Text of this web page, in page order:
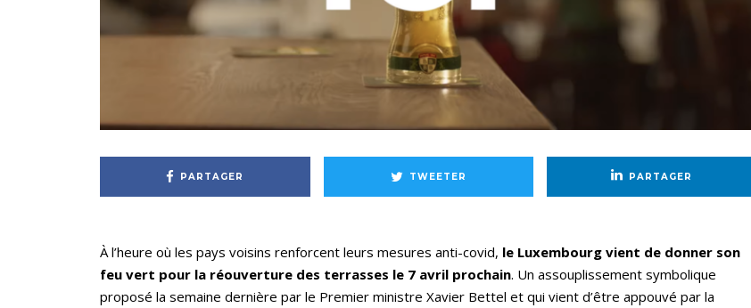
PARTAGER TWEETER PARTAGER
À l’heure où les pays voisins renforcent leurs mesures anti-covid, le Luxembourg vient de donner son
feu vert pour la réouverture des terrasses le 7 avril prochain. Un assouplissement symbolique
proposé la semaine dernière par le Premier ministre Xavier Bettel et qui vient d’être appouvé par la